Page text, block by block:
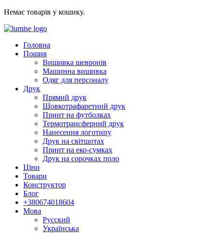
Немає товарів у кошику.
Головна
Пошив
Вишивка шевронів
Машинна вишивка
Одяг для персоналу
Друк
Прямий друк
Шовкотрафаретний друк
Принт на футболках
Термотрансферний друк
Нанесення логотипу
Друк на світшотах
Принт на еко-сумках
Друк на сорочках поло
Ціни
Товари
Конструктор
Блог
+380674018604
Мова
Русский
Українська